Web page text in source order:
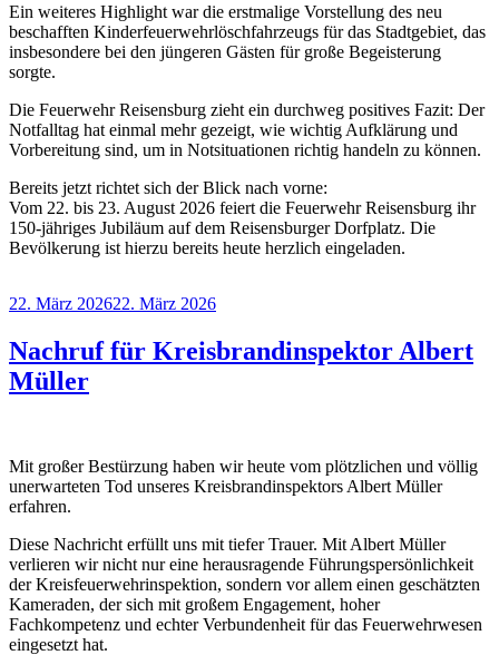
Ein weiteres Highlight war die erstmalige Vorstellung des neu
beschafften Kinderfeuerwehrlöschfahrzeugs für das Stadtgebiet, das
insbesondere bei den jüngeren Gästen für große Begeisterung
sorgte.
Die Feuerwehr Reisensburg zieht ein durchweg positives Fazit: Der
Notfalltag hat einmal mehr gezeigt, wie wichtig Aufklärung und
Vorbereitung sind, um in Notsituationen richtig handeln zu können.
Bereits jetzt richtet sich der Blick nach vorne:
Vom 22. bis 23. August 2026 feiert die Feuerwehr Reisensburg ihr
150-jähriges Jubiläum auf dem Reisensburger Dorfplatz. Die
Bevölkerung ist hierzu bereits heute herzlich eingeladen.
Veröffentlicht
22. März 202622. März 2026
Nachruf für Kreisbrandinspektor Albert
Müller
Mit großer Bestürzung haben wir heute vom plötzlichen und völlig
unerwarteten Tod unseres Kreisbrandinspektors Albert Müller
erfahren.
Diese Nachricht erfüllt uns mit tiefer Trauer. Mit Albert Müller
verlieren wir nicht nur eine herausragende Führungspersönlichkeit
der Kreisfeuerwehrinspektion, sondern vor allem einen geschätzten
Kameraden, der sich mit großem Engagement, hoher
Fachkompetenz und echter Verbundenheit für das Feuerwehrwesen
eingesetzt hat.